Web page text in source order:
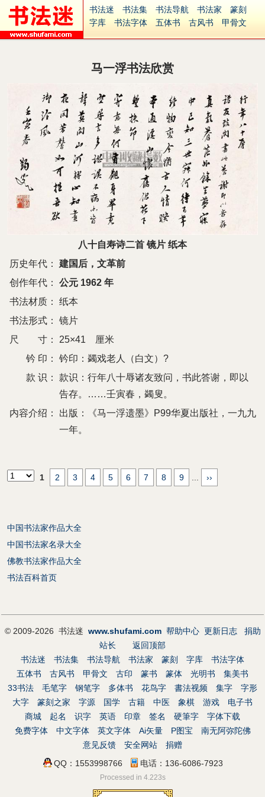
书法迷 书法集 书法导航 书法家
篆刻
字库
书法字体 五体书 古风书
甲骨文
集字
字形 大字 篆刻之家
古籍
中医 象棋 游戏
字体下载
免费字体 中文字体
英文字体
Ai矢量
P图宝 南无阿弥陀佛
意见反馈
安全网站
捐赠 繁體版
马一浮书法欣赏
八十自寿诗二首 镜片 纸本
历史年代：
建国后，文革前
创作年代：
公元 1962 年
书法材质：
纸本
书法形式：
镜片
尺 寸：
25×41 厘米
钤 印：
钤印：蠲戏老人（白文）?
款 识：
款识：行年八十辱诸友致问，书此答谢，即以
告存。……壬寅春，蠲叟。
内容介绍：
出版：《马一浮遗墨》P99华夏出版社，一九九
一年。
1 2 3 4 5 6 7 8 9 ››
中国书法家作品大全
中国书法家名录大全
佛教书法家作品大全
书法百科首页
© 2009-2026 书法迷 www.shufami.com 帮助中心 更新日志
捐助
站长
返回顶部
书法迷
书法集 书法导航 书法家 篆刻 字库
书法字体
五体书
古风书 甲骨文 古印 篆书 篆体 光明书
集美书
33书法
毛笔字 钢笔字 多体书 花鸟字 書法视频 集字
字形
大字
篆刻之家 字源 国学 古籍 中医 象棋 游戏
电子书
商城
起名 识字 英语 印章 签名 硬筆字
字体下载
免费字体
中文字体 英文字体 Ai矢量 P图宝
南无阿弥陀佛
意见反馈
安全网站
捐赠
QQ：1553998766
电话：136-6086-7923
Processed in 4.223s